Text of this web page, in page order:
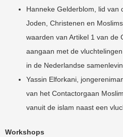
Hanneke Gelderblom, lid van
Joden, Christenen en
waarden van Artikel 1 van de
aangaan met de
in de Nederlandse
Yassin Elforkani,
van het Contactorgaan
vanuit de islam naast een
Workshops